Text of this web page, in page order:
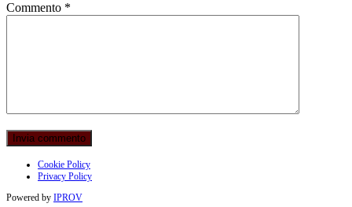
Commento *
Cookie Policy
Privacy Policy
Powered by IPROV